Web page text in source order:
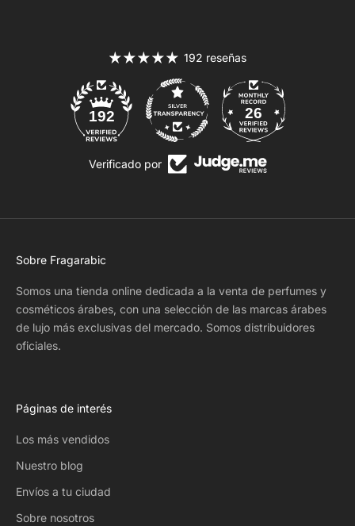
192 reseñas
192 26
Verificado por
Sobre Fragarabic
Somos una tienda online dedicada a la venta de perfumes y
cosméticos árabes, con una selección de las marcas árabes
de lujo más exclusivas del mercado. Somos distribuidores
oficiales.
Páginas de interés
Los más vendidos
Nuestro blog
Envíos a tu ciudad
Sobre nosotros